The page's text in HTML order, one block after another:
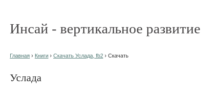
Инсай - вертикальное развитие
Главная › Книги › Скачать Услада, fb2 › Скачать
Услада